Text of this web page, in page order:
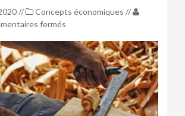
// Concepts économiques //
fermés
:
quels
sont
les
accidents
de